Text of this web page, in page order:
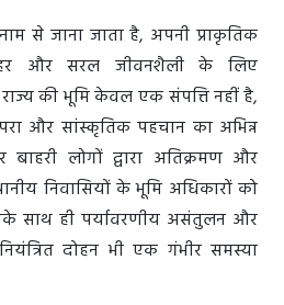
से जाना जाता है, अपनी प्राकृतिक
और सरल जीवनशैली के लिए
राज्य की भूमि केवल एक संपत्ति नहीं है,
और सांस्कृतिक पहचान का अभिन्न
लोगों द्वारा अतिक्रमण और
निवासियों के भूमि अधिकारों को
साथ ही पर्यावरणीय असंतुलन और
दोहन भी एक गंभीर समस्या